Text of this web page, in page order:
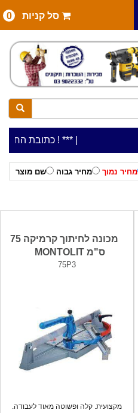
סל קניות 0
***כתובת החנות: רח' המלאכה 2, ביתן 8 ***כלי עבודה להשכרה בתעריף יומי משתלם ! ***
מחיר נמוך מחיר גבוה שם מוצר
מכונה לחיתוך קרמיקה 75
ס"מ MONTOLIT
75P3
מקצועית. קלה ופשוטה מאוד לעבודה.